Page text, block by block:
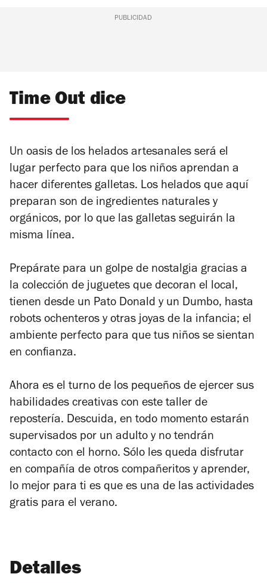
PUBLICIDAD
Time Out dice
Un oasis de los helados artesanales será el
lugar perfecto para que los niños aprendan a
hacer diferentes galletas. Los helados que aquí
preparan son de ingredientes naturales y
orgánicos, por lo que las galletas seguirán la
misma línea.
Prepárate para un golpe de nostalgia gracias a
la colección de juguetes que decoran el local,
tienen desde un Pato Donald y un Dumbo, hasta
robots ochenteros y otras joyas de la infancia; el
ambiente perfecto para que tus niños se sientan
en confianza.
Ahora es el turno de los pequeños de ejercer sus
habilidades creativas con este taller de
repostería. Descuida, en todo momento estarán
supervisados por un adulto y no tendrán
contacto con el horno. Sólo les queda disfrutar
en compañía de otros compañeritos y aprender,
lo mejor para ti es que es una de las actividades
gratis para el verano.
Detalles